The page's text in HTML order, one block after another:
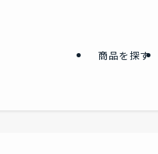
商品を探す